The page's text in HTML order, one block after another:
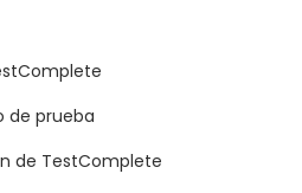
de prueba
de TestComplete